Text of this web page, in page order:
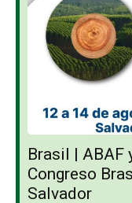
Brasil | ABAF
Congreso
Salvador